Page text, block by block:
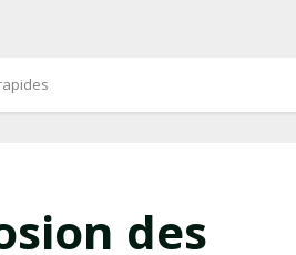
des